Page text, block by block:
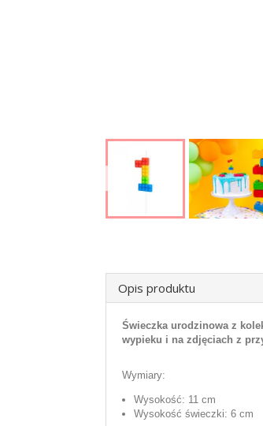
Opis produktu
Świeczka urodzinowa z
wypieku i na zdjęciach z
Wymiary:
Wysokość: 11 cm
Wysokość świeczki: 6 cm